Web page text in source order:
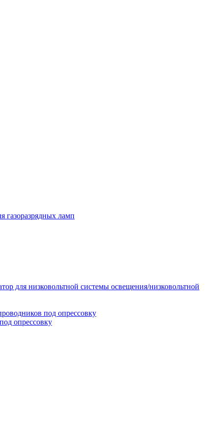
газоразрядных ламп
для низковольтной системы освещения/низковольтной
под опрессовку
опрессовку